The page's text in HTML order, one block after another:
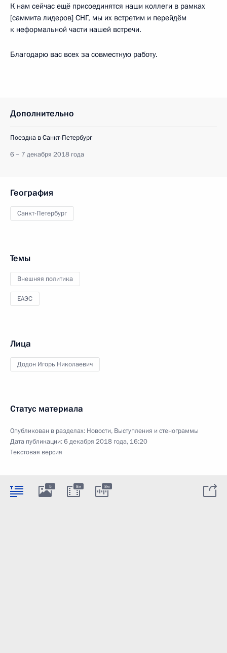
К нам сейчас ещё присоединятся наши коллеги в рамках
[саммита лидеров] СНГ, мы их встретим и перейдём
к неформальной части нашей встречи.
Благодарю вас всех за совместную работу.
Дополнительно
Поездка в Санкт-Петербург
6 − 7 декабря 2018 года
География
Санкт-Петербург
Темы
Внешняя политика
ЕАЭС
Лица
Додон Игорь Николаевич
Статус материала
Опубликован в разделах: Новости, Выступления и стенограммы
Дата публикации:6 декабря 2018 года, 16:20
Текстовая версия
5 8м 8м